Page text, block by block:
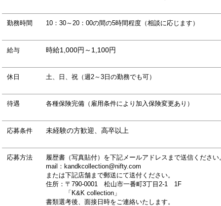
勤務時間 10：30～20：00の間の5時間程度（相談に応じます）
給与 時給1,000円～1,100円
休日 土、日、祝（週2～3日の勤務でも可）
待遇 各種保険完備（雇用条件により加入保険変更あり）
応募条件 未経験の方歓迎、高卒以上
応募方法
履歴書（写真貼付）を下記メールアドレスまで送信ください
mail：kandkcollection@nifty.com
または下記店舗まで郵送にて送付ください。
住所：〒790-0001 松山市一番町3丁目2-1 1F
「K&K collection」
書類選考後、面接日時をご連絡いたします。